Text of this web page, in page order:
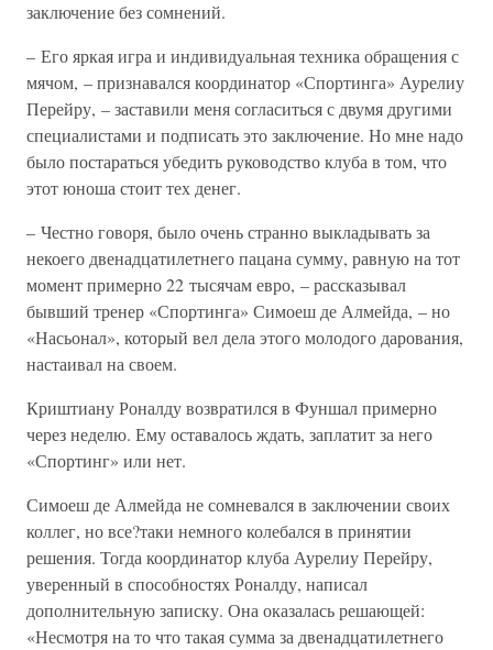
заключение без сомнений.
– Его яркая игра и индивидуальная техника обращения с
мячом, – признавался координатор «Спортинга» Аурелиу
Перейру, – заставили меня согласиться с двумя другими
специалистами и подписать это заключение. Но мне надо
было постараться убедить руководство клуба в том, что
этот юноша стоит тех денег.
– Честно говоря, было очень странно выкладывать за
некоего двенадцатилетнего пацана сумму, равную на тот
момент примерно 22 тысячам евро, – рассказывал
бывший тренер «Спортинга» Симоеш де Алмейда, – но
«Насьонал», который вел дела этого молодого дарования,
настаивал на своем.
Криштиану Роналду возвратился в Фуншал примерно
через неделю. Ему оставалось ждать, заплатит за него
«Спортинг» или нет.
Симоеш де Алмейда не сомневался в заключении своих
коллег, но все?таки немного колебался в принятии
решения. Тогда координатор клуба Аурелиу Перейру,
уверенный в способностях Роналду, написал
дополнительную записку. Она оказалась решающей:
«Несмотря на то что такая сумма за двенадцатилетнего